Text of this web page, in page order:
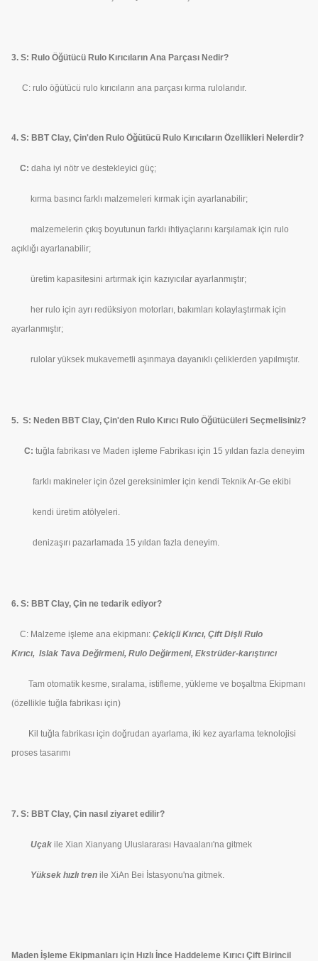
3. S: Rulo Öğütücü Rulo Kırıcıların Ana Parçası Nedir?
C: rulo öğütücü rulo kırıcıların ana parçası kırma rulolarıdır.
4. S: BBT Clay, Çin'den Rulo Öğütücü Rulo Kırıcıların Özellikleri Nelerdir?
C: daha iyi nötr ve destekleyici güç;
kırma basıncı farklı malzemeleri kırmak için ayarlanabilir;
malzemelerin çıkış boyutunun farklı ihtiyaçlarını karşılamak için rulo
açıklığı ayarlanabilir;
üretim kapasitesini artırmak için kazıyıcılar ayarlanmıştır;
her rulo için ayrı redüksiyon motorları, bakımları kolaylaştırmak için
ayarlanmıştır;
rulolar yüksek mukavemetli aşınmaya dayanıklı çeliklerden yapılmıştır.
5. S: Neden BBT Clay, Çin'den Rulo Kırıcı Rulo Öğütücüleri Seçmelisiniz?
C: tuğla fabrikası ve Maden işleme Fabrikası için 15 yıldan fazla deneyim
farklı makineler için özel gereksinimler için kendi Teknik Ar-Ge ekibi
kendi üretim atölyeleri.
denizaşırı pazarlamada 15 yıldan fazla deneyim.
6. S: BBT Clay, Çin ne tedarik ediyor?
C: Malzeme işleme ana ekipmanı: Çekiçli Kırıcı, Çift Dişli Rulo
Kırıcı, Islak Tava Değirmeni, Rulo Değirmeni, Ekstrüder-karıştırıcı
Tam otomatik kesme, sıralama, istifleme, yükleme ve boşaltma Ekipmanı
(özellikle tuğla fabrikası için)
Kil tuğla fabrikası için doğrudan ayarlama, iki kez ayarlama teknolojisi
proses tasarımı
7. S: BBT Clay, Çin nasıl ziyaret edilir?
Uçak ile Xian Xianyang Uluslararası Havaalanı'na gitmek
Yüksek hızlı tren ile XiAn Bei İstasyonu'na gitmek.
Maden İşleme Ekipmanları için Hızlı İnce Haddeleme Kırıcı Çift Birincil